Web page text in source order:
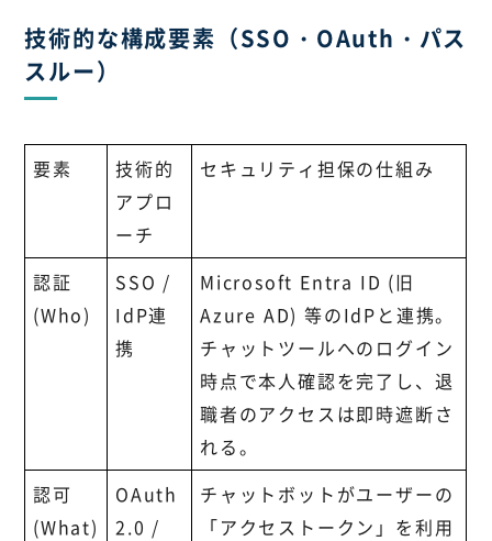
技術的な構成要素（SSO・OAuth・パス
スルー）
要素
技術的
アプロ
ーチ
セキュリティ担保の仕組み
認証
(Who)
SSO /
IdP連
携
Microsoft Entra ID (旧
Azure AD) 等のIdPと連携。
チャットツールへのログイン
時点で本人確認を完了し、退
職者のアクセスは即時遮断さ
れる。
認可
(What)
OAuth
2.0 /
チャットボットがユーザーの
「アクセストークン」を利用